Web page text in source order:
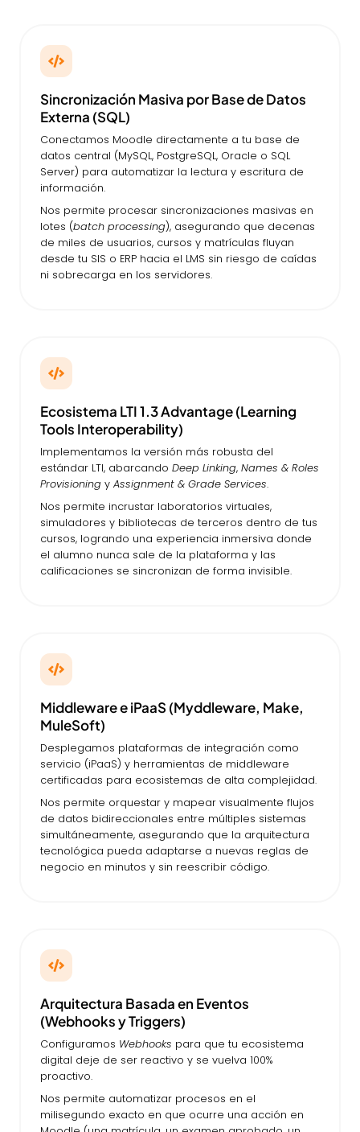
Sincronización Masiva por Base de Datos
Externa (SQL)
Conectamos Moodle directamente a tu base de
datos central (MySQL, PostgreSQL, Oracle o SQL
Server) para automatizar la lectura y escritura de
información.
Nos permite procesar sincronizaciones masivas en
lotes (batch processing), asegurando que decenas
de miles de usuarios, cursos y matrículas fluyan
desde tu SIS o ERP hacia el LMS sin riesgo de caídas
ni sobrecarga en los servidores.
Ecosistema LTI 1.3 Advantage (Learning
Tools Interoperability)
Implementamos la versión más robusta del
estándar LTI, abarcando Deep Linking, Names & Roles
Provisioning y Assignment & Grade Services.
Nos permite incrustar laboratorios virtuales,
simuladores y bibliotecas de terceros dentro de tus
cursos, logrando una experiencia inmersiva donde
el alumno nunca sale de la plataforma y las
calificaciones se sincronizan de forma invisible.
Middleware e iPaaS (Myddleware, Make,
MuleSoft)
Desplegamos plataformas de integración como
servicio (iPaaS) y herramientas de middleware
certificadas para ecosistemas de alta complejidad.
Nos permite orquestar y mapear visualmente flujos
de datos bidireccionales entre múltiples sistemas
simultáneamente, asegurando que la arquitectura
tecnológica pueda adaptarse a nuevas reglas de
negocio en minutos y sin reescribir código.
Arquitectura Basada en Eventos
(Webhooks y Triggers)
Configuramos Webhooks para que tu ecosistema
digital deje de ser reactivo y se vuelva 100%
proactivo.
Nos permite automatizar procesos en el
milisegundo exacto en que ocurre una acción en